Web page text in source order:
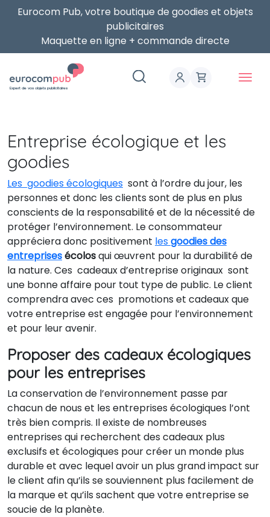
Eurocom Pub, votre boutique de goodies et objets
publicitaires
Maquette en ligne + commande directe
Expert de vos objets publicitaires
Entreprise écologique et les
goodies
Les goodies écologiques sont à l’ordre du jour, les
personnes et donc les clients sont de plus en plus
conscients de la responsabilité et de la nécessité de
protéger l’environnement. Le consommateur
appréciera donc positivement lesgoodies des
entreprisesécolosqui œuvrent pour la durabilité de
la nature. Ces cadeaux d’entreprise originaux sont
une bonne affaire pour tout type de public. Le client
comprendra avec ces promotions et cadeaux que
votre entreprise est engagée pour l’environnement
et pour leur avenir.
Proposer des cadeaux écologiques
pour les entreprises
La conservation de l’environnement passe par
chacun de nous et les entreprises écologiques l’ont
très bien compris. Il existe de nombreuses
entreprises qui recherchent des cadeaux plus
exclusifs et écologiques pour créer un monde plus
durable et avec lequel avoir un plus grand impact sur
le client afin qu’ils se souviennent plus facilement de
la marque et qu’ils sachent que votre entreprise se
soucie de la planète.